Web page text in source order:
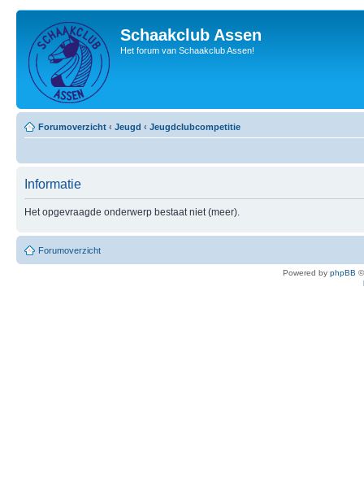
Schaakclub Assen
Het forum van Schaakclub Assen!
Forumoverzicht ‹ Jeugd ‹ Jeugdclubcompetitie
Informatie
Het opgevraagde onderwerp bestaat niet (meer).
Forumoverzicht
Powered by phpBB